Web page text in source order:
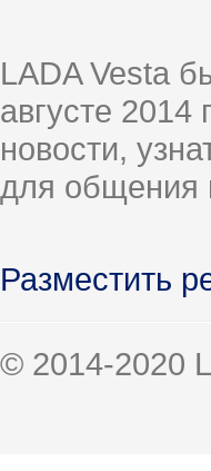
LADA Vesta
августе
новости,
для общения
Разместить
© 2014-2020